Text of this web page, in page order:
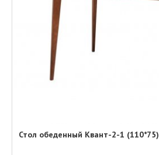
Стол обеденный Квант-2-1 (110*75)